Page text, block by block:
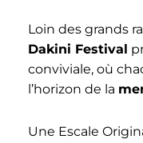
Loin des grands
Dakini Festival
conviviale, où
l’horizon de la
Une Escale